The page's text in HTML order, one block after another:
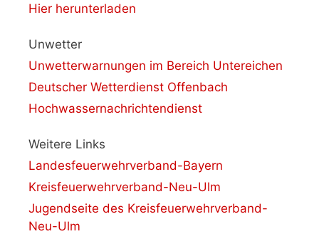
Hier herunterladen
Unwetter
Unwetterwarnungen im Bereich Untereichen
Deutscher Wetterdienst Offenbach
Hochwassernachrichtendienst
Weitere Links
Landesfeuerwehrverband-Bayern
Kreisfeuerwehrverband-Neu-Ulm
Jugendseite des Kreisfeuerwehrverband-
Neu-Ulm